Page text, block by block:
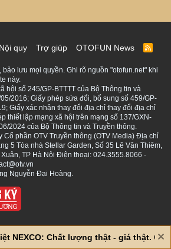
quy Trợ giúp OTOFUN News
R
S
bảo lưu mọi quyền. Ghi rõ nguồn "otofun.net" khi
này.
hội số 245/GP-BTTTT của Bộ Thông tin và
2016; Giấy phép sửa đổi, bổ sung số 459/GP-
Giấy xác nhận thay đổi địa chỉ thay đổi địa chỉ
thiết lập mạng xã hội trên mạng số 137/GXN-
2024 của Bộ Thông tin và Truyền thông.
Cổ phần OTV Truyền thông (OTV Media) Địa chỉ
5 Tòa nhà Stellar Garden, Số 35 Lê Văn Thiêm,
TP Hà Nội Điện thoại: 024.3555.8066 -
Nguyễn Đại Hoàng.
NEXCO: Chất lượng thật - giá thật. Giá